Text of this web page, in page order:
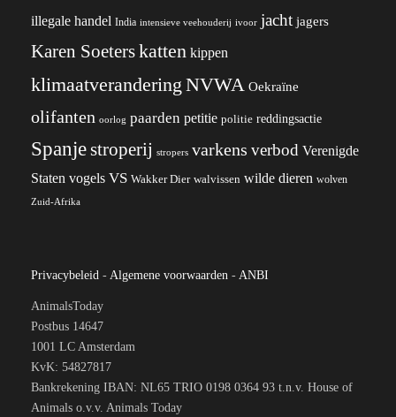
illegale handel India intensieve veehouderij ivoor jacht jagers
Karen Soeterskatten kippen
klimaatverandering NVWA Oekraïne
olifanten oorlog paarden petitie politie reddingsactie
Spanjestroperij stropers varkens verbod Verenigde
Staten vogels VS Wakker Dier walvissen wilde dieren wolven
Zuid-Afrika
Privacybeleid - Algemene voorwaarden - ANBI
AnimalsToday
Postbus 14647
1001 LC Amsterdam
KvK: 54827817
Bankrekening IBAN: NL65 TRIO 0198 0364 93 t.n.v. House of
Animals o.v.v. Animals Today